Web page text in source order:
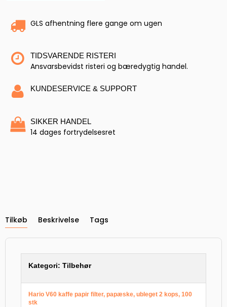
GLS afhentning flere gange om ugen
TIDSVARENDE RISTERI
Ansvarsbevidst risteri og bæredygtig handel.
KUNDESERVICE & SUPPORT
SIKKER HANDEL
14 dages fortrydelsesret
Tilkøb Beskrivelse Tags
Kategori: Tilbehør
Hario V60 kaffe papir filter, papæske, ubleget 2 kops, 100
stk